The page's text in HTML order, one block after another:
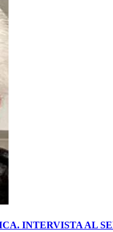
INTERVISTA AL